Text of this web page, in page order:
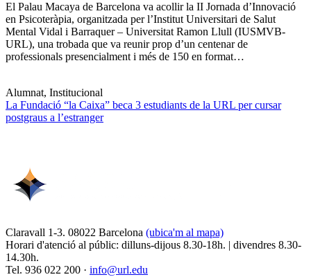
El Palau Macaya de Barcelona va acollir la II Jornada d’Innovació
en Psicoteràpia, organitzada per l’Institut Universitari de Salut
Mental Vidal i Barraquer – Universitat Ramon Llull (IUSMVB-
URL), una trobada que va reunir prop d’un centenar de
professionals presencialment i més de 150 en format…
Alumnat, Institucional
La Fundació “la Caixa” beca 3 estudiants de la URL per cursar
postgraus a l’estranger
Claravall 1-3. 08022 Barcelona (ubica'm al mapa)
Horari d'atenció al públic: dilluns-dijous 8.30-18h. | divendres 8.30-
14.30h.
Tel. 936 022 200 · info@url.edu